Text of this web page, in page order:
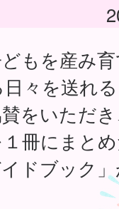
もを産み
々を送れ
をいただ
冊にまと
ドブック